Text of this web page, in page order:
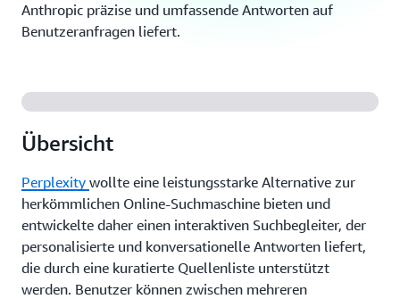
Anthropic präzise und umfassende Antworten auf
Benutzeranfragen liefert.
Übersicht
Perplexity wollte eine leistungsstarke Alternative zur
herkömmlichen Online-Suchmaschine bieten und
entwickelte daher einen interaktiven Suchbegleiter, der
personalisierte und konversationelle Antworten liefert,
die durch eine kuratierte Quellenliste unterstützt
werden. Benutzer können zwischen mehreren